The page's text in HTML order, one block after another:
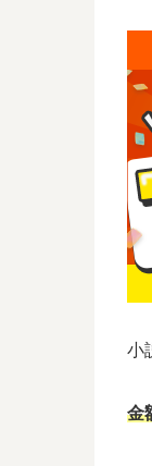
小
金